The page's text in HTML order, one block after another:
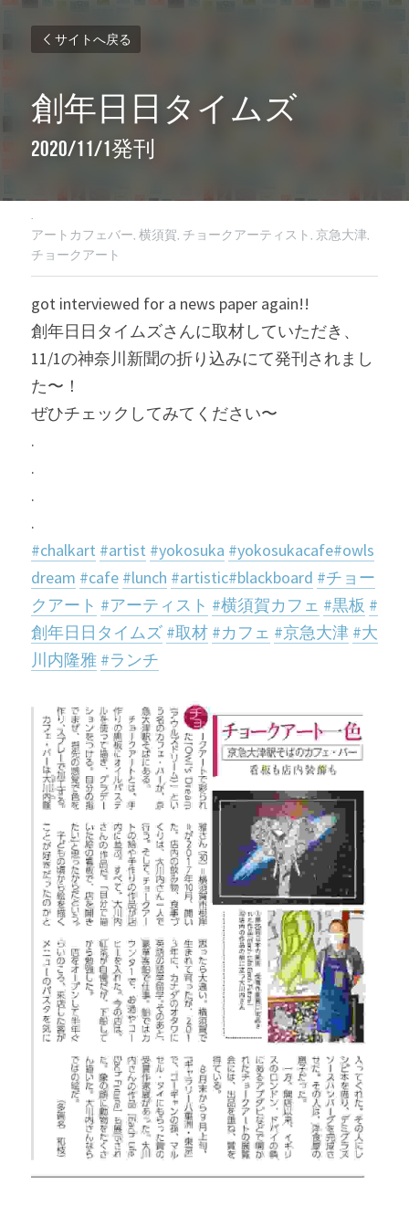
サイトへ戻る
創年日日タイムズ
2020/11/1発刊
·
アートカフェバー, 横須賀, チョークアーティスト,
京急大津,
チョークアート
got interviewed for a news paper again!!
創年日日タイムズさんに取材していただき、
11/1の神奈川新聞の折り込みにて発刊されまし
た〜！
ぜひチェックしてみてください〜
.
.
.
.
#chalkart #artist #yokosuka #yokosukacafe#owls
dream #cafe #lunch #artistic#blackboard #チョー
クアート #アーティスト #横須賀カフェ #黒板 #
創年日日タイムズ #取材 #カフェ #京急大津 #大
川内隆雅 #ランチ